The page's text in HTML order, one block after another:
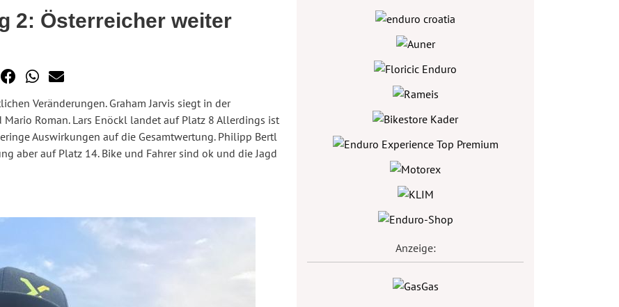
2: Österreicher weiter
Veränderungen. Graham Jarvis siegt in der
Roman. Lars Enöckl landet auf Platz 8 Allerdings ist
Auswirkungen auf die Gesamtwertung. Philipp Bertl
aber auf Platz 14. Bike und Fahrer sind ok und die Jagd
Anzeige: